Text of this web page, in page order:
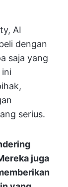
AI
dengan
saja yang
serius.
juga